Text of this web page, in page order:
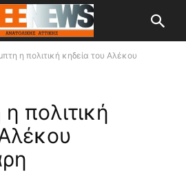
η πολιτική κηδεία του Αλέκου
πολιτική